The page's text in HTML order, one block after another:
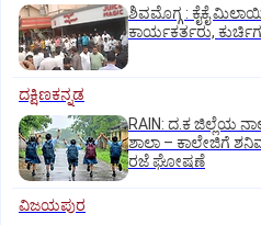
ಶಿವಮೊಗ್ಗ : ಕೈಕೈ
ಕಾರ್ಯಕರ್ತರು,
ದಕ್ಷಿಣಕನ್ನಡ
RAIN: ದ.ಕ ಜಿಲ್ಲೆಯ
ಶಾಲಾ – ಕಾಲೇಜಿಗೆ
ರಜೆ ಘೋಷಣೆ
ವಿಜಯಪುರ